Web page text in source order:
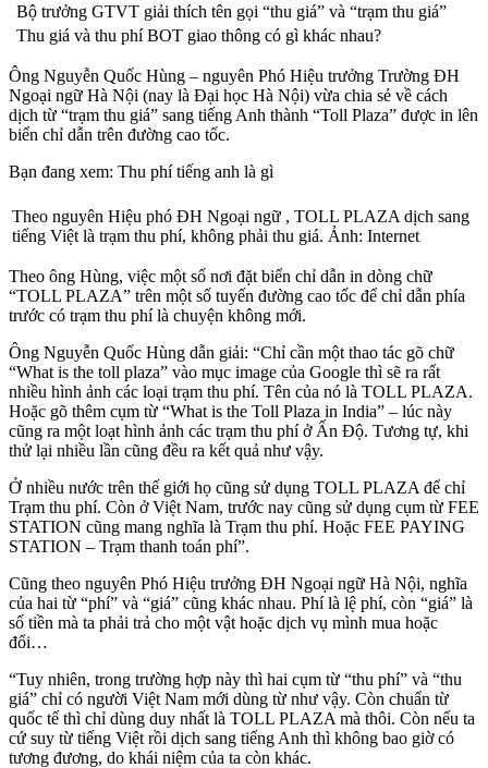
Bộ trưởng GTVT giải thích tên gọi “thu giá” và “trạm thu giá”
Thu giá và thu phí BOT giao thông có gì khác nhau?
Ông Nguyễn Quốc Hùng – nguyên Phó Hiệu trưởng Trường ĐH
Ngoại ngữ Hà Nội (nay là Đại học Hà Nội) vừa chia sẻ về cách
dịch từ “trạm thu giá” sang tiếng Anh thành “Toll Plaza” được in lên
biển chỉ dẫn trên đường cao tốc.
Bạn đang xem: Thu phí tiếng anh là gì
Theo nguyên Hiệu phó ĐH Ngoại ngữ , TOLL PLAZA dịch sang
tiếng Việt là trạm thu phí, không phải thu giá. Ảnh: Internet
Theo ông Hùng, việc một số nơi đặt biển chỉ dẫn in dòng chữ
“TOLL PLAZA” trên một số tuyến đường cao tốc để chỉ dẫn phía
trước có trạm thu phí là chuyện không mới.
Ông Nguyễn Quốc Hùng dẫn giải: “Chỉ cần một thao tác gõ chữ
“What is the toll plaza” vào mục image của Google thì sẽ ra rất
nhiều hình ảnh các loại trạm thu phí. Tên của nó là TOLL PLAZA.
Hoặc gõ thêm cụm từ “What is the Toll Plaza in India” – lúc này
cũng ra một loạt hình ảnh các trạm thu phí ở Ấn Độ. Tương tự, khi
thử lại nhiều lần cũng đều ra kết quả như vậy.
Ở nhiều nước trên thế giới họ cũng sử dụng TOLL PLAZA để chỉ
Trạm thu phí. Còn ở Việt Nam, trước nay cũng sử dụng cụm từ FEE
STATION cũng mang nghĩa là Trạm thu phí. Hoặc FEE PAYING
STATION – Trạm thanh toán phí”.
Cũng theo nguyên Phó Hiệu trưởng ĐH Ngoại ngữ Hà Nội, nghĩa
của hai từ “phí” và “giá” cũng khác nhau. Phí là lệ phí, còn “giá” là
số tiền mà ta phải trả cho một vật hoặc dịch vụ mình mua hoặc
đổi…
“Tuy nhiên, trong trường hợp này thì hai cụm từ “thu phí” và “thu
giá” chỉ có người Việt Nam mới dùng từ như vậy. Còn chuẩn từ
quốc tế thì chỉ dùng duy nhất là TOLL PLAZA mà thôi. Còn nếu ta
cứ suy từ tiếng Việt rồi dịch sang tiếng Anh thì không bao giờ có
tương đương, do khái niệm của ta còn khác.